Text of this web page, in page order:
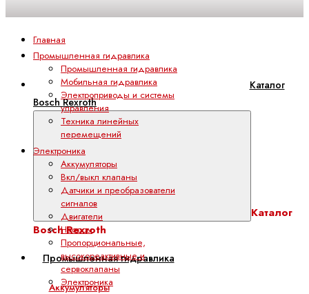
Каталог
Bosch Rexroth
Каталог
Bosch Rexroth
Промышленная гидравлика
Аккумуляторы
Главная
Промышленная гидравлика
Промышленная гидравлика
Мобильная гидравлика
Электроприводы и системы
управления
Техника линейных
перемещений
Электроника
Аккумуляторы
Вкл/выкл клапаны
Датчики и преобразователи
сигналов
Двигатели
Насосы
Пропорциональные,
высокореактивные и
сервоклапаны
Электроника